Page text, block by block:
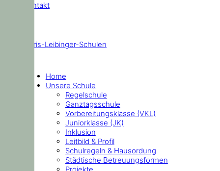
Kontakt
Doris-Leibinger-Schulen
Home
Unsere Schule
Regelschule
Ganztagsschule
Vorbereitungsklasse (VKL)
Juniorklasse (JK)
Inklusion
Leitbild & Profil
Schulregeln & Hausordung
Städtische Betreuungsformen